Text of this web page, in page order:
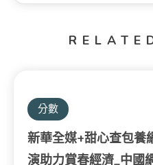
分數
新華全媒+甜心查包養
演助力賞春經濟_中國